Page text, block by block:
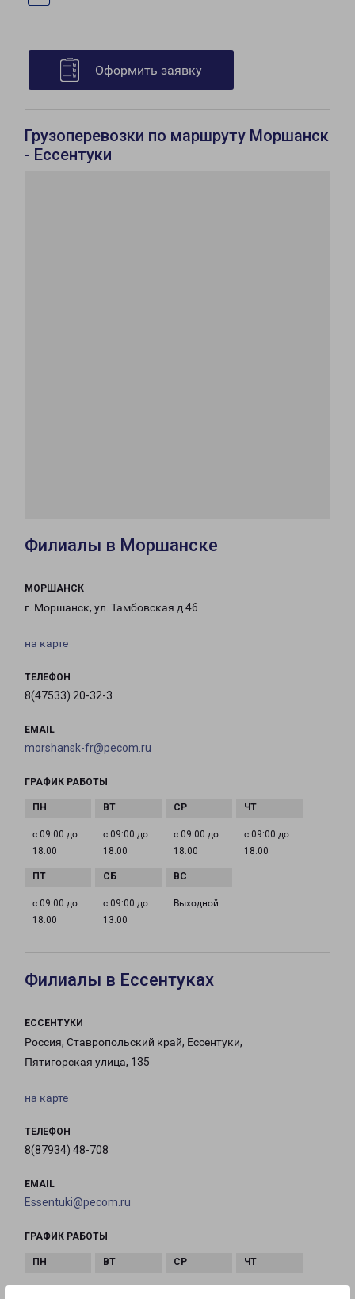
Оформить заявку
Грузоперевозки по маршруту Моршанск
- Ессентуки
Филиалы в Моршанске
МОРШАНСК
г. Моршанск, ул. Тамбовская д.46
на карте
ТЕЛЕФОН
8(47533) 20-32-3
EMAIL
morshansk-fr@pecom.ru
ГРАФИК РАБОТЫ
с 09:00 до
18:00
с 09:00 до
18:00
с 09:00 до
18:00
с 09:00 до
18:00
с 09:00 до
18:00
с 09:00 до
13:00
Выходной
Филиалы в Ессентуках
ЕССЕНТУКИ
Россия, Ставропольский край, Ессентуки,
Пятигорская улица, 135
на карте
ТЕЛЕФОН
8(87934) 48-708
EMAIL
Essentuki@pecom.ru
ГРАФИК РАБОТЫ